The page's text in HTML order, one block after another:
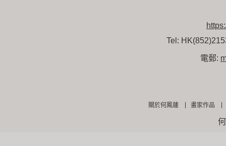
Tel:
電郵:
關於何鳳蓮 畫家作品